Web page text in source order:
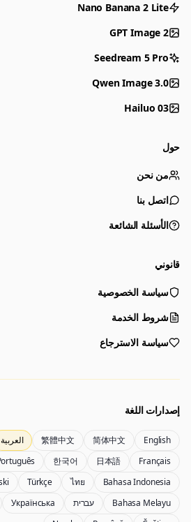
Nano Banana 2 Lite
GPT Image 2
Seedream 5 Pro
Qwen Image 3.0
Hailuo 03
حول
من نحن
اتصل بنا
الأسئلة الشائعة
قانوني
سياسة الخصوصية
شروط الخدمة
سياسة الاسترجاع
إصدارات اللغة
English
简体中文
繁體中文 العربية
Français
日本語
한국어
Bahasa Indonesia
ไทย
Türkçe
Bahasa Melayu
עברית Українська
المولد
اختر أداة لبدء الإنشاء
المولد
مولّد الصور Gemini 3.5 Flash Image